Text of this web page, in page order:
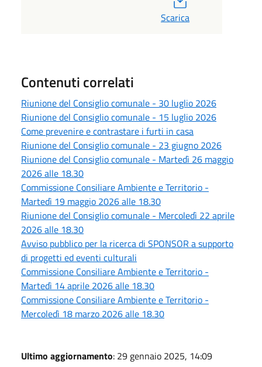
Scarica
Contenuti correlati
Riunione del Consiglio comunale - 30 luglio 2026
Riunione del Consiglio comunale - 15 luglio 2026
Come prevenire e contrastare i furti in casa
Riunione del Consiglio comunale - 23 giugno 2026
Riunione del Consiglio comunale - Martedì 26 maggio
2026 alle 18.30
Commissione Consiliare Ambiente e Territorio -
Martedì 19 maggio 2026 alle 18.30
Riunione del Consiglio comunale - Mercoledì 22 aprile
2026 alle 18.30
Avviso pubblico per la ricerca di SPONSOR a supporto
di progetti ed eventi culturali
Commissione Consiliare Ambiente e Territorio -
Martedì 14 aprile 2026 alle 18.30
Commissione Consiliare Ambiente e Territorio -
Mercoledì 18 marzo 2026 alle 18.30
Ultimo aggiornamento: 29 gennaio 2025, 14:09